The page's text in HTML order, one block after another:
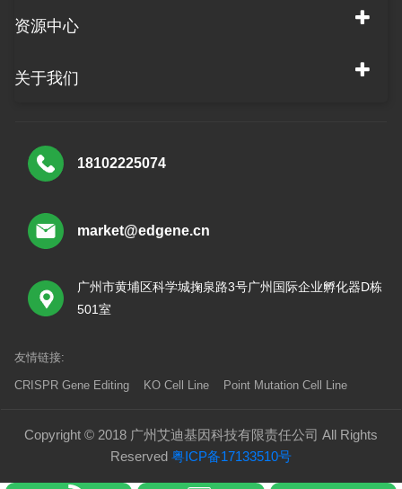
资源中心
关于我们
18102225074
market@edgene.cn
广州市黄埔区科学城掬泉路3号广州国际企业孵化器D栋
501室
友情链接:
CRISPR Gene Editing KO Cell Line Point Mutation Cell Line
Copyright © 2018 广州艾迪基因科技有限责任公司 All Rights
Reserved 粤ICP备17133510号